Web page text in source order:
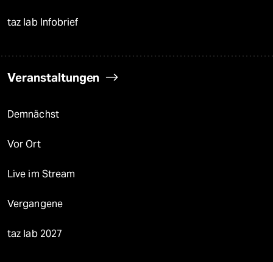
taz lab Infobrief
Veranstaltungen
Demnächst
Vor Ort
Live im Stream
Vergangene
taz lab 2027